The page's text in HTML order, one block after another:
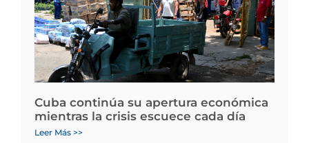
Cuba continúa su apertura económica
mientras la crisis escuece cada día
Leer Más >>